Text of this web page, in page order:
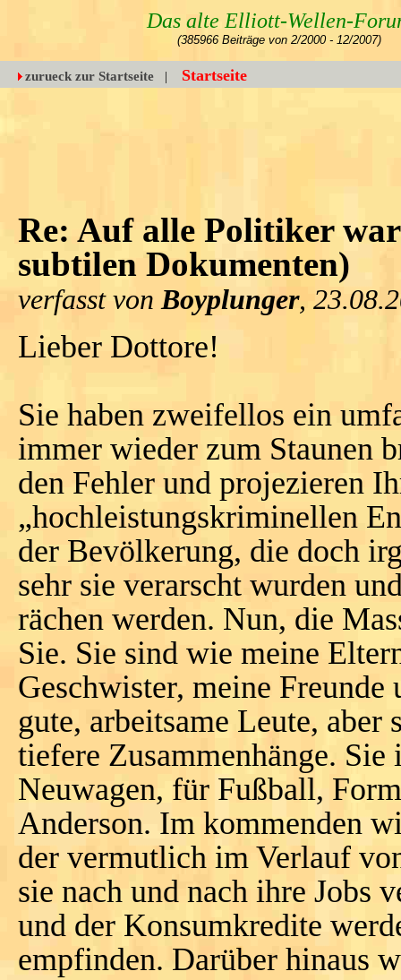
Das alte Elliott-Wellen-
(385966 Beiträge von 2/2000 - 12/2007)
zurueck zur Startseite | Startseite
Re: Auf alle Politiker
subtilen Dokumenten)
verfasst vonBoyplunger,
Lieber Dottore!
Sie haben zweifellos ein
immer wieder zum Staunen
den Fehler und projezieren
„hochleistungskriminellen
der Bevölkerung, die doch
sehr sie verarscht wurden
rächen werden. Nun, die
Sie. Sie sind wie meine
Geschwister, meine
gute, arbeitsame Leute,
tiefere Zusammenhänge.
Neuwagen, für Fußball,
Anderson. Im kommenden
der vermutlich im Verlauf
sie nach und nach ihre Jobs
und der Konsumkredite
empfinden. Darüber hinaus